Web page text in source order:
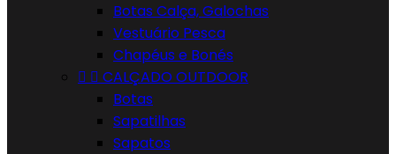
Botas Calça, Galochas
Vestuário Pesca
Chapéus e Bonés
  CALÇADO OUTDOOR
Botas
Sapatilhas
Sapatos